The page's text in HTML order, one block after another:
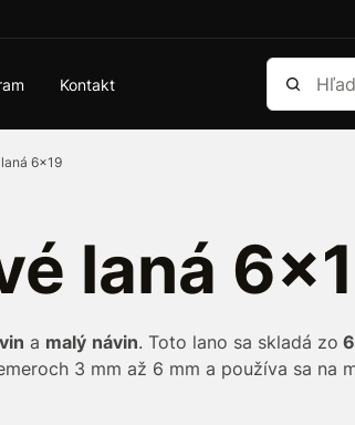
Kontakt
Vyhľadať
6x19
laná
a malý návin. Toto lano sa skladá zo
3 mm až 6 mm a používa sa na